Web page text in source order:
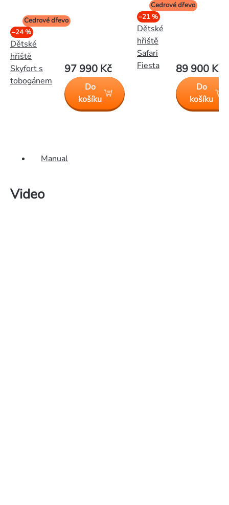
Cedrové dřevo
–24 %
Dětské
hřiště
Skyfort s
tobogánem
97 990 Kč
Do
košíku
Cedrové dřevo
–21 %
Dětské
hřiště
Safari
Fiesta
89 900 Kč
Do
košíku
Manual
Video